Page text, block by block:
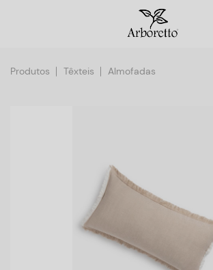
Produtos Têxteis Almofadas